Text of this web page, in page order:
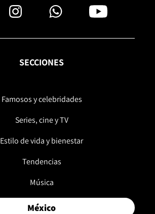
SECCIONES
Famosos y celebridades
Series, cine y TV
Estilo de vida y bienestar
Tendencias
Música
México